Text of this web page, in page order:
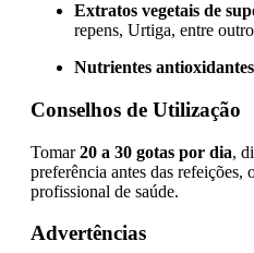
Extratos vegetais de
repens, Urtiga, entre
Nutrientes antioxidantes
Conselhos de Utilização
Tomar20 a 30 gotas por dia,
preferência antes das
profissional de saúde.
Advertências